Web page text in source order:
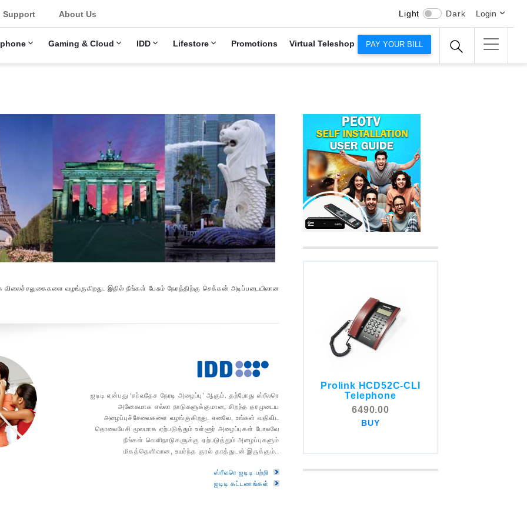
Gaming & Cloud IDD Lifestore Promotions Virtual Teleshop
Support About Us Light Dark Login
PAY YOUR BILL
வழங்குகிறது. இதில் நீங்கள் பேசும் நேரத்திற்கு செக்கன் அடிப்படையிலான
ஐடிடி என்பது ‘சர்வதேச நேரடி அழைப்பு’ ஆகும். தற்போது ஸ்ரீலரெ
அனேகமாக எல்லா நாடுகளுக்குமான, சிறந்த தரமுடைய
அழைப்புச்சேவைகளை வழங்குகிறது. எனவே, உங்கள் வதிவிட
தொலைபேசி மூலமாக ஏற்படுத்தும் உள்ளூர் அழைப்புகள் போலவே
நீங்கள் வெளிநாடுகளுக்கு ஏற்படுத்தும் அழைப்புகளும்
மிகத்தெளிவான, உயர்ந்த குரல் தரத்துடன் இருக்கும்..
ஸ்ரீலரெ ஐடிடி பற்றி
ஐடிடி கட்டணங்கள்
Prolink HCD52C-CLI
Telephone
6490.00
BUY